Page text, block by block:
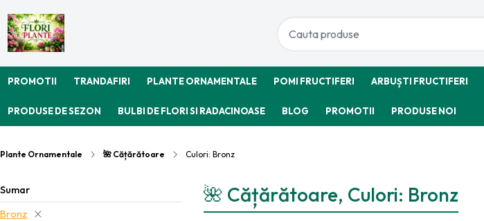
PROMOTII TRANDAFIRI PLANTE ORNAMENTALE POMI FRUCTIFERI ARBUȘTI FRUCTIFERI
PRODUSE DE SEZON BULBI DE FLORI SI RADACINOASE BLOG PROMOTII PRODUSE NOI
Plante Ornamentale 🌺 Cățărătoare Culori: Bronz
Sumar
Bronz
🌺 Cățărătoare, Culori: Bronz